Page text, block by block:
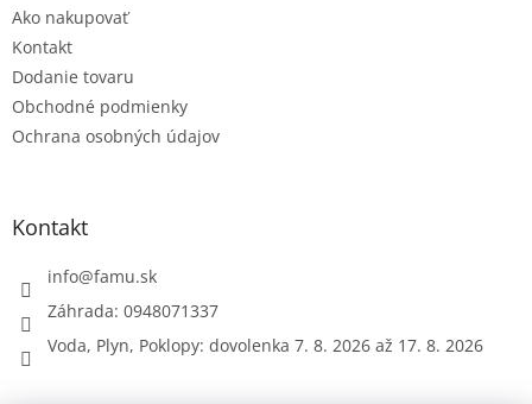
Ako nakupovať
Kontakt
Dodanie tovaru
Obchodné podmienky
Ochrana osobných údajov
Kontakt
info@famu.sk
Záhrada: 0948071337
Voda, Plyn, Poklopy: dovolenka 7. 8. 2026 až 17. 8. 2026